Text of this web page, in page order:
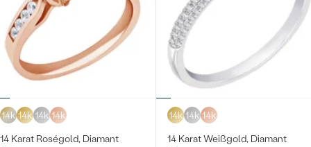
14k 14k 14k 14k
14 Karat Roségold, Diamant
14k 14k 14k
14 Karat Weißgold, Diamant